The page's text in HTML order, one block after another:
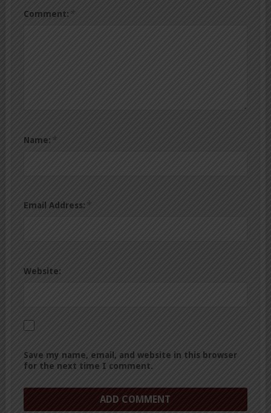
Comment: *
Name: *
Email Address: *
Website:
Save my name, email, and website in this browser
for the next time I comment.